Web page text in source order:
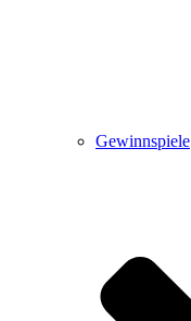
Gewinnspiele